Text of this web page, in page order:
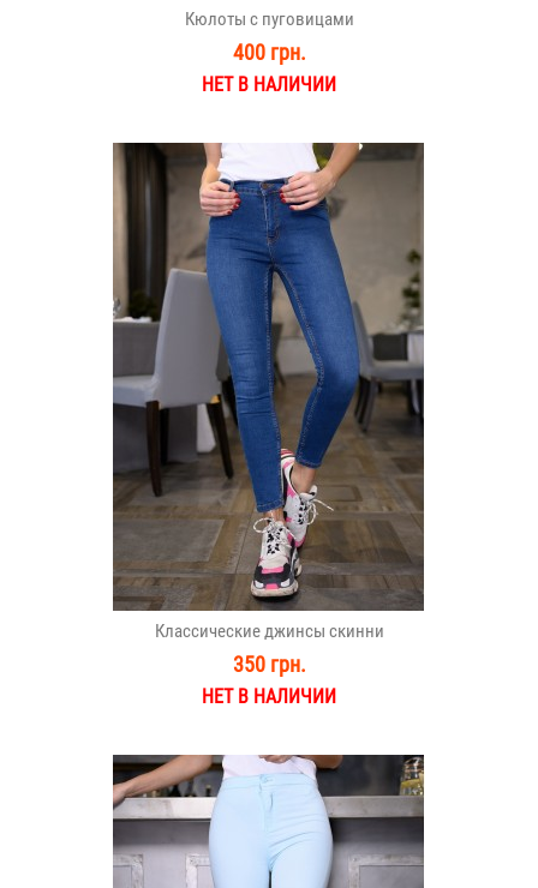
Кюлоты с пуговицами
400 грн.
НЕТ В НАЛИЧИИ
Классические джинсы скинни
350 грн.
НЕТ В НАЛИЧИИ